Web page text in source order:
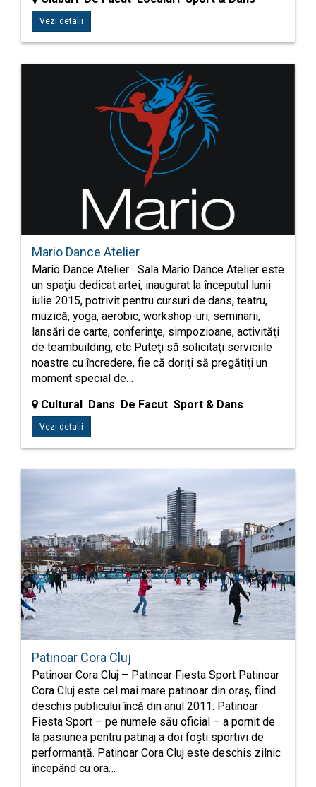
Vezi detalii
Mario Dance Atelier
Mario Dance Atelier Sala Mario Dance Atelier este
un spaţiu dedicat artei, inaugurat la începutul lunii
iulie 2015, potrivit pentru cursuri de dans, teatru,
muzică, yoga, aerobic, workshop-uri, seminarii,
lansări de carte, conferinţe, simpozioane, activităţi
de teambuilding, etc Puteţi să solicitaţi serviciile
noastre cu încredere, fie că doriţi să pregătiţi un
moment special de…
Cultural Dans De Facut Sport & Dans
Vezi detalii
Patinoar Cora Cluj
Patinoar Cora Cluj – Patinoar Fiesta Sport Patinoar
Cora Cluj este cel mai mare patinoar din oraș, fiind
deschis publicului încă din anul 2011. Patinoar
Fiesta Sport – pe numele său oficial – a pornit de
la pasiunea pentru patinaj a doi foști sportivi de
performanță. Patinoar Cora Cluj este deschis zilnic
începând cu ora…